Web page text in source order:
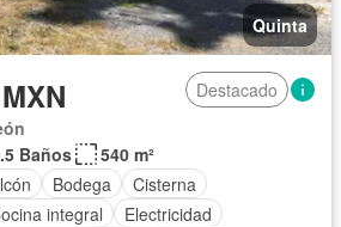
Quinta
Destacado
Baños
540 m²
Bodega
Cisterna
integral
Electricidad